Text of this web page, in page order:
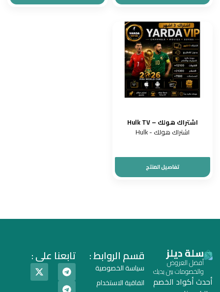
اشتراك هولك – Hulk TV
اشتراك هولك - Hulk
تفاصيل المنتج
سلة ديلز
أفضل العروض
والخصومات بين يديك
أحدث أكواد الخصم
قسم الروابط :
سياسة الخصوصية
اتفاقية الاستخدام
تابعنا على :